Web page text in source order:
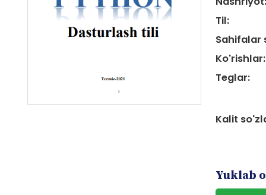
Til:
Sahifalar
Ko'rishlar:
Teglar:
Kalit
Yuklab